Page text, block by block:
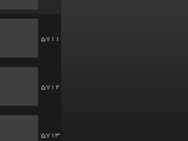
5711
5712
5713